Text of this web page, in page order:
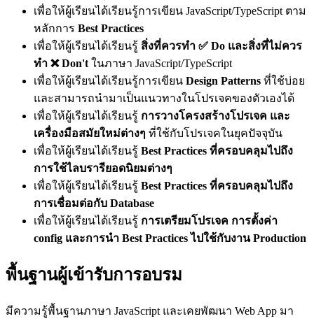
เพื่อให้ผู้เรียนได้เรียนรู้การเขียน JavaScript/TypeScript ตาม
หลักการ Best Practices
เพื่อให้ผู้เรียนได้เรียนรู้ สิ่งที่ควรทำ ✅ Do และสิ่งที่ไม่ควร
ทำ ❌ Don't ในภาษา JavaScript/TypeScript
เพื่อให้ผู้เรียนได้เรียนรู้การเขียน Design Patterns ที่ใช้บ่อย
และสามารถนำมาเป็นแนวทางในโปรเจคของตัวเองได้
เพื่อให้ผู้เรียนได้เรียนรู้ การวางโครงสร้างโปรเจค และ
เครื่องมือสมัยใหม่ต่างๆ ที่ใช้กับโปรเจคในยุคปัจจุบัน
เพื่อให้ผู้เรียนได้เรียนรู้ Best Practices ที่ครอบคลุมไปถึง
การใช้ไลบรารียอดนิยมต่างๆ
เพื่อให้ผู้เรียนได้เรียนรู้ Best Practices ที่ครอบคลุมไปถึง
การเชื่อมต่อกับ Database
เพื่อให้ผู้เรียนได้เรียนรู้ การเตรียมโปรเจค การตั้งค่า
config และการนำ Best Practices ไปใช้กับงาน Production
พื้นฐานผู้เข้ารับการอบรม
มีความรู้พื้นฐานภาษา JavaScript และเคยพัฒนา Web App มา